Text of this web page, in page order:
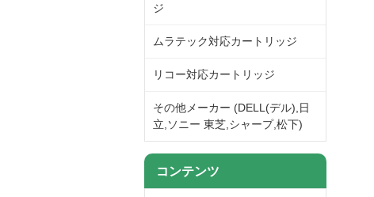
ジ
ムラテック対応カートリッジ
リコー対応カートリッジ
その他メーカー (DELL(デル),日
立,ソニー 東芝,シャープ,松下)
コンテンツ